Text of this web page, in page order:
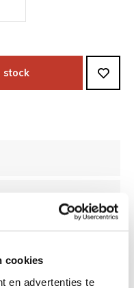
cookies
en advertenties te
stock